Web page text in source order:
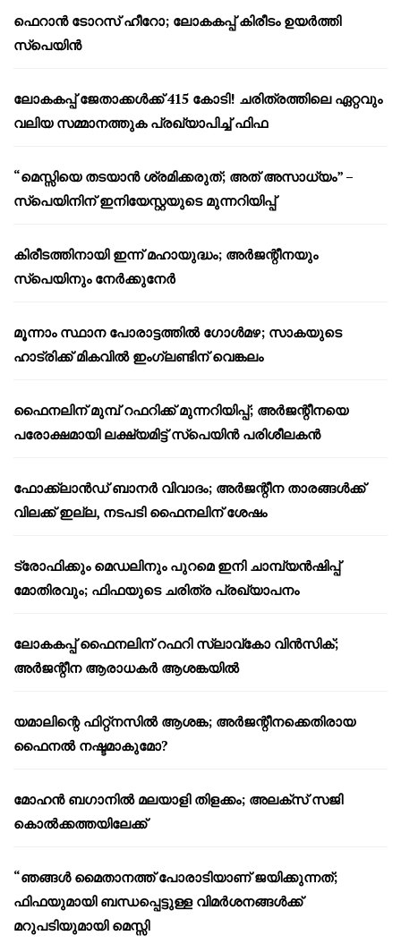
ഫെറാൻ ടോറസ് ഹീറോ; ലോകകപ്പ് കിരീടം ഉയർത്തി
സ്പെയിൻ
ലോകകപ്പ് ജേതാക്കൾക്ക് 415 കോടി! ചരിത്രത്തിലെ ഏറ്റവും
വലിയ സമ്മാനത്തുക പ്രഖ്യാപിച്ച് ഫിഫ
“മെസ്സിയെ തടയാൻ ശ്രമിക്കരുത്; അത് അസാധ്യം” –
സ്പെയിനിന് ഇനിയേസ്റ്റയുടെ മുന്നറിയിപ്പ്
കിരീടത്തിനായി ഇന്ന് മഹായുദ്ധം; അർജന്റീനയും
സ്പെയിനും നേർക്കുനേർ
മൂന്നാം സ്ഥാന പോരാട്ടത്തിൽ ഗോൾമഴ; സാകയുടെ
ഹാട്രിക്ക് മികവിൽ ഇംഗ്ലണ്ടിന് വെങ്കലം
ഫൈനലിന് മുമ്പ് റഫറിക്ക് മുന്നറിയിപ്പ്; അർജന്റീനയെ
പരോക്ഷമായി ലക്ഷ്യമിട്ട് സ്പെയിൻ പരിശീലകൻ
ഫോക്ക്‌ലാൻഡ് ബാനർ വിവാദം; അർജന്റീന താരങ്ങൾക്ക്
വിലക്ക് ഇല്ല, നടപടി ഫൈനലിന് ശേഷം
ട്രോഫിക്കും മെഡലിനും പുറമെ ഇനി ചാമ്പ്യൻഷിപ്പ്
മോതിരവും; ഫിഫയുടെ ചരിത്ര പ്രഖ്യാപനം
ലോകകപ്പ് ഫൈനലിന് റഫറി സ്ലാവ്‌കോ വിൻസിക്;
അർജന്റീന ആരാധകർ ആശങ്കയിൽ
യമാലിന്റെ ഫിറ്റ്നസിൽ ആശങ്ക; അർജന്റീനക്കെതിരായ
ഫൈനൽ നഷ്ടമാകുമോ?
മോഹൻ ബഗാനിൽ മലയാളി തിളക്കം; അലക്സ് സജി
കൊൽക്കത്തയിലേക്ക്
“ഞങ്ങൾ മൈതാനത്ത് പോരാടിയാണ് ജയിക്കുന്നത്;
ഫിഫയുമായി ബന്ധപ്പെട്ടുള്ള വിമർശനങ്ങൾക്ക്
മറുപടിയുമായി മെസ്സി